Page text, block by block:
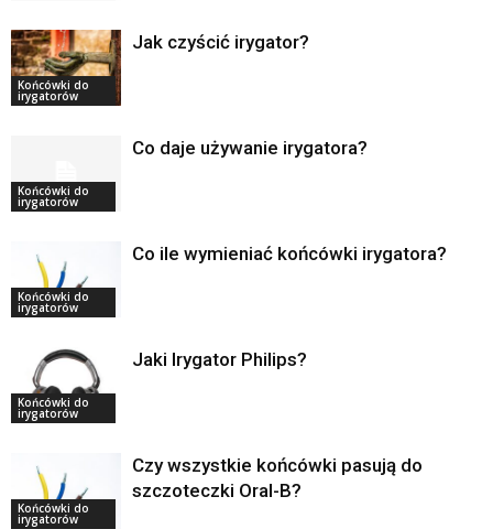
Końcówki do
irygatorów
Jak czyścić irygator?
Końcówki do
irygatorów
Co daje używanie irygatora?
Końcówki do
irygatorów
Co ile wymieniać końcówki irygatora?
Końcówki do
irygatorów
Jaki Irygator Philips?
Końcówki do
irygatorów
Czy wszystkie końcówki pasują do
szczoteczki Oral-B?